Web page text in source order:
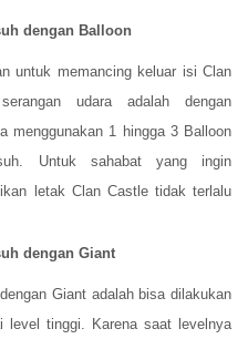
dengan Balloon
untuk memancing keluar isi Clan
udara adalah dengan
menggunakan 1 hingga 3 Balloon
Untuk sahabat yang ingin
letak Clan Castle tidak terlalu
dengan Giant
Giant adalah bisa dilakukan
level tinggi. Karena saat levelnya